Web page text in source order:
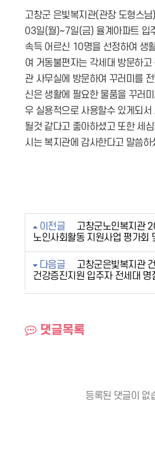
고창군 은빛복지관(관장 도형스
03일(월)~7일(금) 율계아파트 입
속득 어르신 10명을 선정하여 생
여 거동불편자는 각세대 방문하고
관 사무실에 방문하여 꾸러미를
신은 생활에 필요한 물품을 꾸러
우 실용적으로 사용할수 있게되서
될것 같다고 좋아하셨고 또한 세
시는 복지관에 감사한다고 말씀하
이전글
고창군노인복지관
노인사회활동 지원사업 평가회
다음글
고창군은빛복지관
건강증진지원 입주자 전세대 명
댓글목록
등록된 댓글이 없